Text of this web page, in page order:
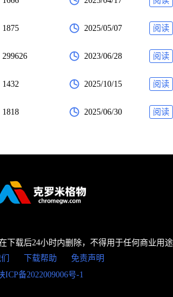
1875 2025/05/07 阅读
299626 2023/06/28 阅读
1432 2025/10/15 阅读
1818 2025/06/30 阅读
载后24小时内删除，不得用于任何商业用途
下载帮助
免责声明
ICP备2022009006号-1